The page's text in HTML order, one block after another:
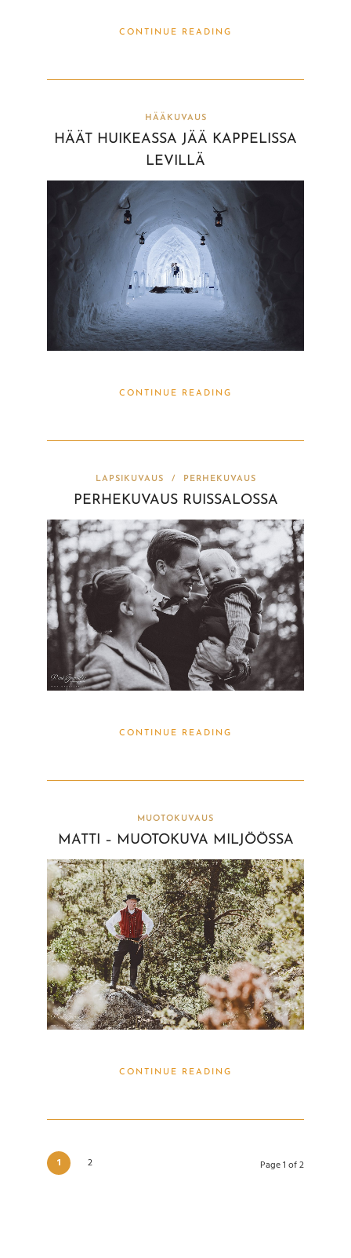
CONTINUE READING
HÄÄKUVAUS
HÄÄT HUIKEASSA JÄÄ KAPPELISSA
LEVILLÄ
CONTINUE READING
LAPSIKUVAUS / PERHEKUVAUS
PERHEKUVAUS RUISSALOSSA
CONTINUE READING
MUOTOKUVAUS
MATTI – MUOTOKUVA MILJÖÖSSA
CONTINUE READING
1 2 Page 1 of 2